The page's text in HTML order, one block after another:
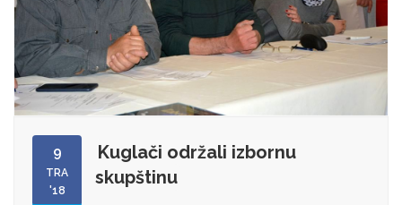
9
TRA
'18
Kuglači održali izbornu
skupštinu